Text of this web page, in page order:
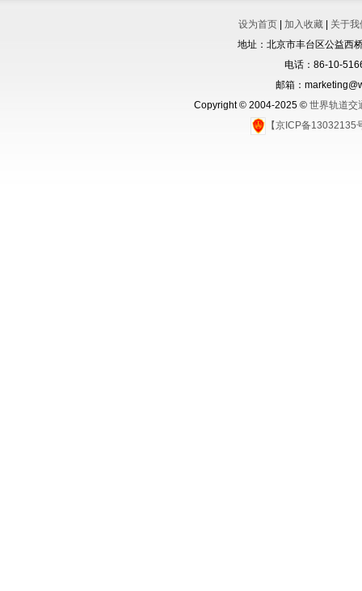
设为首页 加入收藏
关于我
地址：北京市丰台区公益西
电话：86-10-
邮箱：
Copyright © 2004-2025 © 世界轨道交
【京ICP备13032135